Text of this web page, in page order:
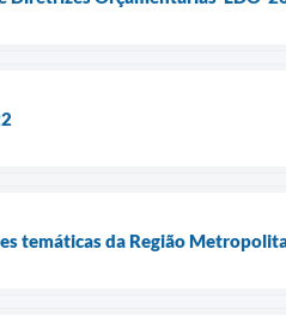
temáticas da Região